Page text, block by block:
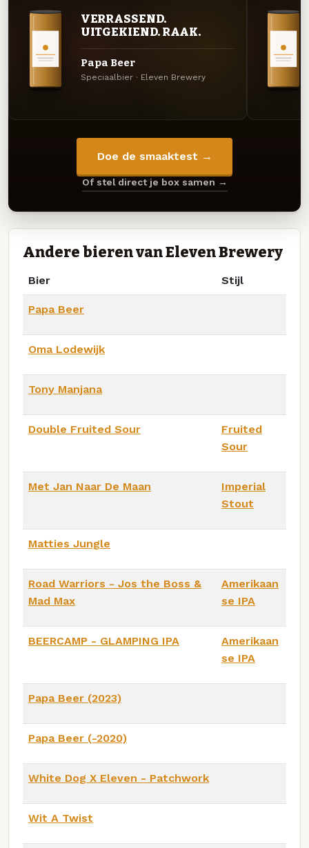
VERRASSEND.
UITGEKIEND. RAAK.
Papa Beer
Speciaalbier · Eleven Brewery
Doe de smaaktest →
Of stel direct je box samen →
Andere bieren van Eleven Brewery
Bier Stijl
Papa Beer
Oma Lodewijk
Tony Manjana
Double Fruited Sour
Fruited
Sour
Met Jan Naar De Maan
Imperial
Stout
Matties Jungle
Road Warriors - Jos the Boss &
Mad Max
Amerikaan
se IPA
BEERCAMP - GLAMPING IPA
Amerikaan
se IPA
Papa Beer (2023)
Papa Beer (-2020)
White Dog X Eleven - Patchwork
Wit A Twist